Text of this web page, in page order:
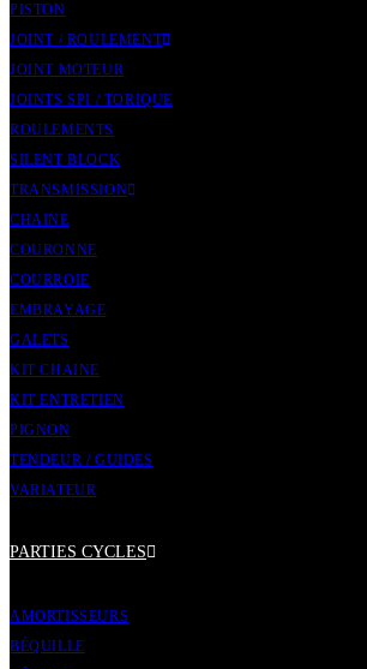
PISTON
JOINT / ROULEMENT
JOINT MOTEUR
JOINTS SPI / TORIQUE
ROULEMENTS
SILENT BLOCK
TRANSMISSION
CHAINE
COURONNE
COURROIE
EMBRAYAGE
GALETS
KIT CHAINE
KIT ENTRETIEN
PIGNON
TENDEUR / GUIDES
VARIATEUR
PARTIES CYCLES
AMORTISSEURS
BÉQUILLE